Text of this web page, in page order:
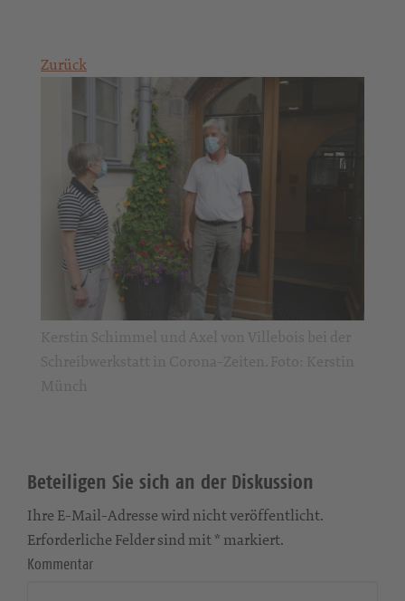
Zurück
Beteiligen Sie sich an der Diskussion
Ihre E-Mail-Adresse wird nicht veröffentlicht.
Erforderliche Felder sind mit * markiert.
Kommentar